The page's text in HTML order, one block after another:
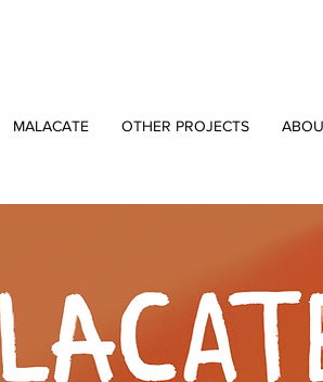
MALACATE OTHER PROJECTS